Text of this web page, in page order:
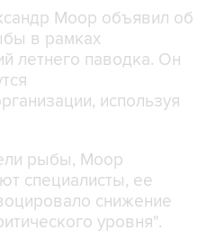
Моор объявил об
в рамках
летнего паводка. Он
используя
рыбы, Моор
специалисты, ее
снижение
уровня".